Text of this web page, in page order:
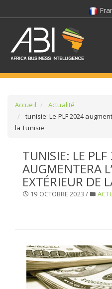
SÉLECTIONNEZ UN DOSSIER
SELECTIONNEZ UNE SECTION
Accueil
Actualité
tunisie: Le PLF 2024
la Tunisie
TUNISIE: LE
AUGMENTERA
EXTÉRIEUR DE
19 OCTOBRE 2023 /